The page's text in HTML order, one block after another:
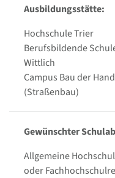
Ausbildungsstätte:
Hochschule Trier
Berufsbildende
Wittlich
Campus Bau der
(Straßenbau)
Gewünschter
Allgemeine
oder